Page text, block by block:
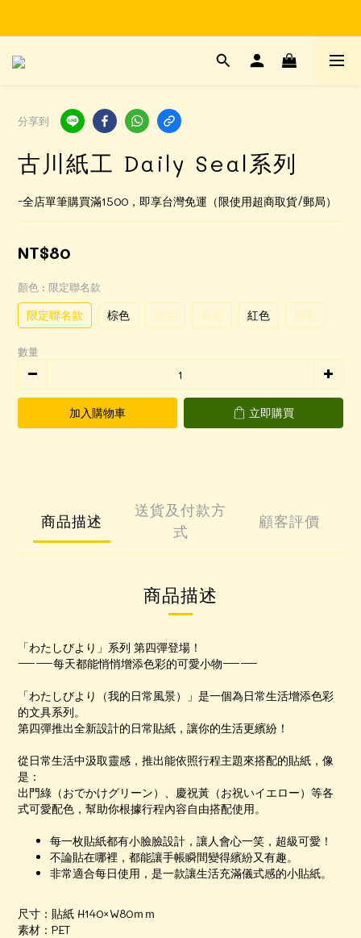
Time to enjoy STATIONERY!
分享到
古川紙工 Daily Seal系列
-全店單筆購買滿1500，即享台灣免運（限使用超商取貨/郵局）
NT$80
顏色 : 限定聯名款
限定聯名款 棕色 藍色 黃色 紅色 綠色
數量
加入購物車 立即購買
商品描述
送貨及付款方
式
顧客評價
商品描述
「わたしびより」系列 第四彈登場！
——每天都能悄悄增添色彩的可愛小物——
「わたしびより（我的日常風景）」是一個為日常生活增添色彩
的文具系列。
第四彈推出全新設計的日常貼紙，讓你的生活更繽紛！
從日常生活中汲取靈感，推出能依照行程主題來搭配的貼紙，像
是：
出門綠（おでかけグリーン）、慶祝黃（お祝いイエロー）等各
式可愛配色，幫助你根據行程內容自由搭配使用。
每一枚貼紙都有小臉臉設計，讓人會心一笑，超級可愛！
不論貼在哪裡，都能讓手帳瞬間變得繽紛又有趣。
非常適合每日使用，是一款讓生活充滿儀式感的小貼紙。
尺寸：貼紙 H140×W80ｍｍ
素材：PET